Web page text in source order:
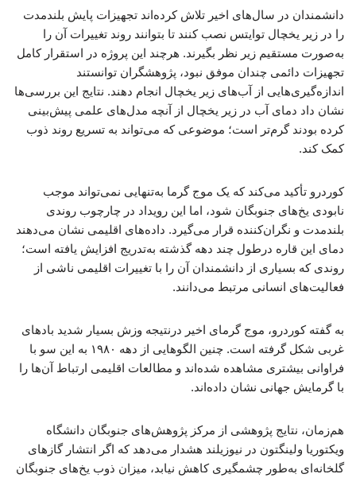
دانشمندان در سال‌های اخیر تلاش کرده‌اند تجهیزات پایش بلندمدت
را در زیر یخچال توایتس نصب کنند تا بتوانند روند تغییرات آن را
به‌صورت مستقیم زیر نظر بگیرند. هرچند این پروژه در استقرار کامل
تجهیزات دائمی چندان موفق نبود، پژوهشگران توانستند
اندازه‌گیری‌هایی از آب‌های زیر یخچال انجام دهند. نتایج این بررسی‌ها
نشان داد دمای آب در زیر یخچال از آنچه مدل‌های علمی پیش‌بینی
کرده بودند گرم‌تر است؛ موضوعی که می‌تواند به تسریع روند ذوب
کمک کند.
کوردرو تأکید می‌کند که یک موج گرما به‌تنهایی نمی‌تواند موجب
نابودی یخ‌های جنوبگان شود، اما این رویداد در چارچوب روندی
بلندمدت و نگران‌کننده قرار می‌گیرد. داده‌های اقلیمی نشان می‌دهند
دمای این قاره درطول چند دهه گذشته به‌تدریج افزایش یافته است؛
روندی که بسیاری از دانشمندان آن را با تغییرات اقلیمی ناشی از
فعالیت‌های انسانی مرتبط می‌دانند.
به گفته کوردرو، موج گرمای اخیر درنتیجه وزش بسیار شدید بادهای
غربی شکل گرفته است. چنین الگوهایی از دهه ۱۹۸۰ به این سو با
فراوانی بیشتری مشاهده شده‌اند و مطالعات اقلیمی ارتباط آن‌ها را
با گرمایش جهانی نشان داده‌اند.
هم‌زمان، نتایج پژوهشی از مرکز پژوهش‌های جنوبگان دانشگاه
ویکتوریا ولینگتون در نیوزیلند هشدار می‌دهد که اگر انتشار گازهای
گلخانه‌ای به‌طور چشمگیری کاهش نیابد، میزان ذوب یخ‌های جنوبگان